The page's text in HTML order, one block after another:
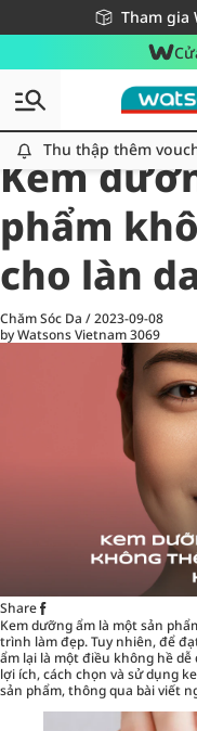
Tham gia
Miễn phí giao
Giao hàng nhanh
Thu thập thêm
All
Chăm Sóc Cá Nhân
Kem
phẩm
cho làn
Chăm Sóc Da /2023-09-08
by Watsons Vietnam3069
Share
Kem dưỡng ẩm là một sản
trình làm đẹp. Tuy nhiên, để
ẩm lại là một điều không hề dễ
lợi ích, cách chọn và sử dụng
sản phẩm, thông qua bài viết